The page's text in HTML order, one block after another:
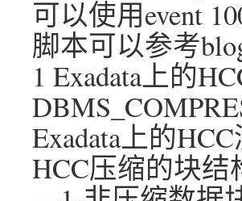
可以使用event
脚本可以参考
1 Exadata上的
Exadata上的
HCC压缩的块结